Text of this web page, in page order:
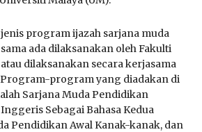
program ijazah sarjana muda
ada dilaksanakan oleh Fakulti
dilaksanakan secara kerjasama
program yang diadakan di
Sarjana Muda Pendidikan
Sebagai Bahasa Kedua
Pendidikan Awal Kanak-kanak, dan